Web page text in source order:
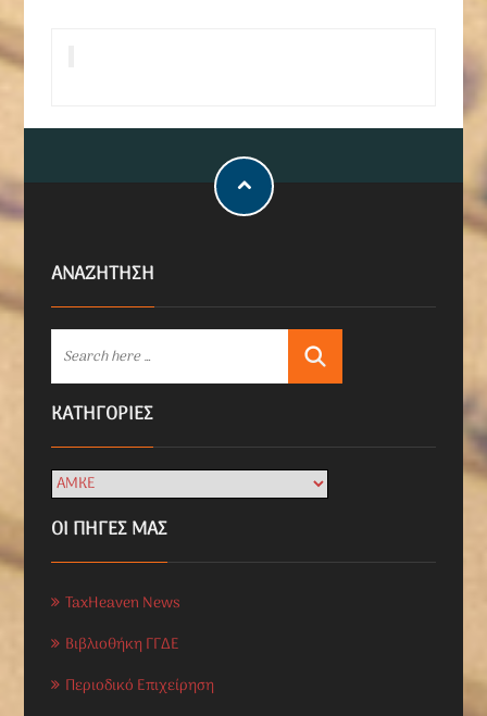
ΑΝΑΖΗΤΗΣΗ
KΑΤΗΓΟΡΊΕΣ
ΟΙ ΠΗΓΕΣ ΜΑΣ
TaxHeaven News
Βιβλιοθήκη ΓΓΔΕ
Περιοδικό Επιχείρηση